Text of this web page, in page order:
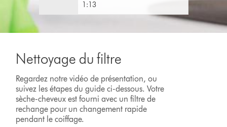
1:13
Nettoyage du filtre
Regardez notre vidéo de présentation, ou
suivez les étapes du guide ci-dessous. Votre
sèche-cheveux est fourni avec un filtre de
rechange pour un changement rapide
pendant le coiffage.